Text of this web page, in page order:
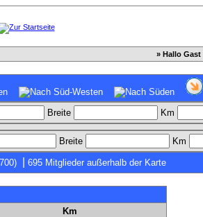
» Hallo Gast
Breite Km
Breite Km
695 Mitglieder außerhalb der Karte
Km